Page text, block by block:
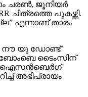
ചരണ്‍, ജൂനിയര്‍
ചിത്രത്തെ പുകഴ്ത്തി.
എന്നാണ് താരം
നൗ യു ഡോണ്ട്’
ബോംബെ ടൈംസിന്
ഐസന്‍ബെര്‍ഗ്
അഭിപ്രായം